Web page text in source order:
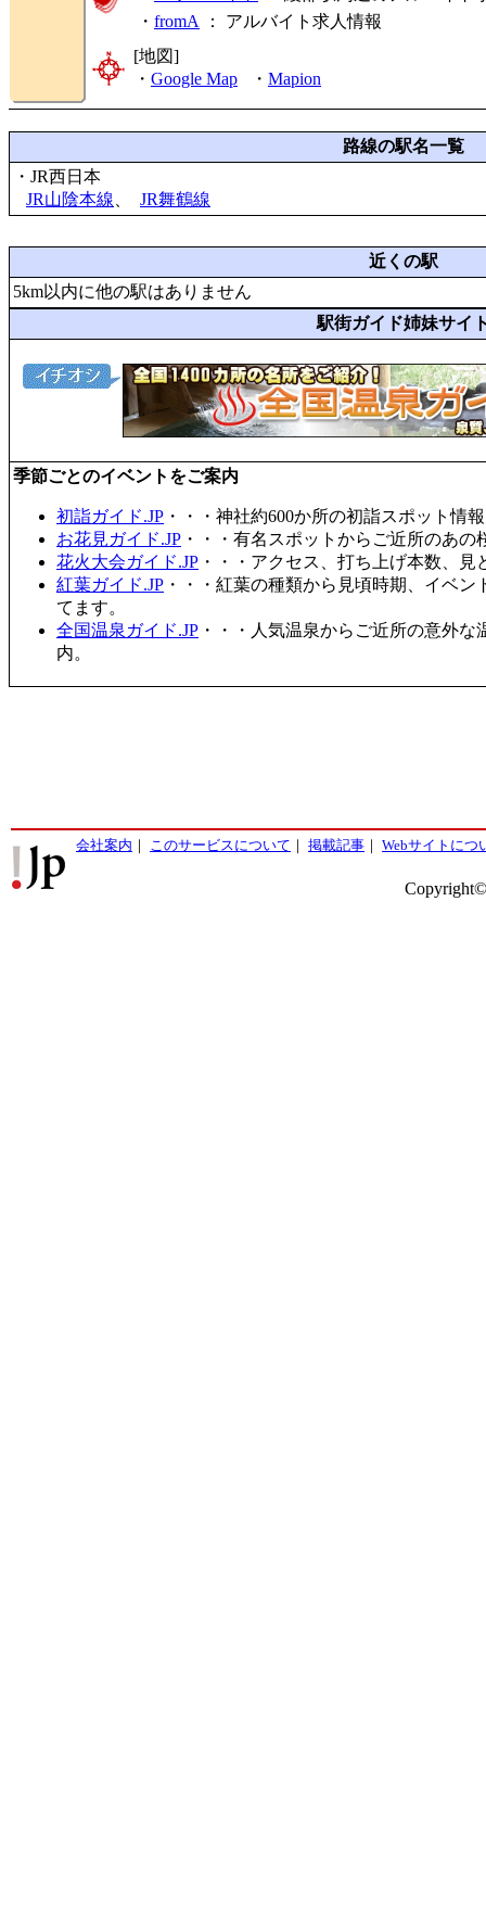
・ fromA ： アルバイト求人情報
[地図]
・ Google Map ・ Mapion
路線の駅名一覧
・JR西日本
JR山陰本線
JR舞鶴線
近くの駅
5km以内に他の駅はありません
駅街ガイド姉妹サイ
季節ごとのイベントをご案内
初詣ガイド.JP ・・・神社約600か所の初詣スポット情
お花見ガイド.JP ・・・有名スポットからご近所のあ
花火大会ガイド.JP ・・・アクセス、打ち上げ本数、
紅葉ガイド.JP ・・・紅葉の種類から見頃時期、イベ
てます。
全国温泉ガイド.JP ・・・人気温泉からご近所の意外
内。
会社案内 ｜ このサービスについて ｜ 掲載記事 ｜ Webサイトにつ